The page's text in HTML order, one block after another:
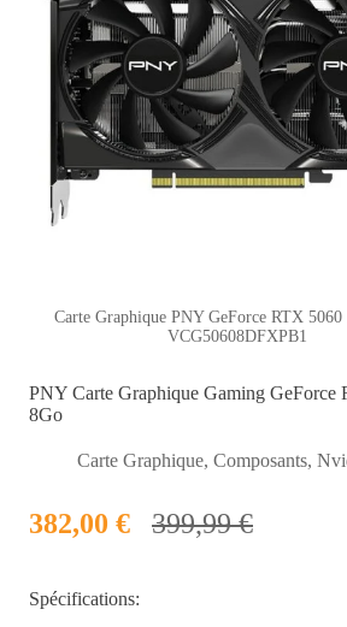
Carte Graphique PNY GeForce RTX
VCG50608DFXPB1
PNY Carte Graphique Gaming GeForce
8Go
Carte Graphique, Composants,
382,00 € 399,99 €
Spécifications: